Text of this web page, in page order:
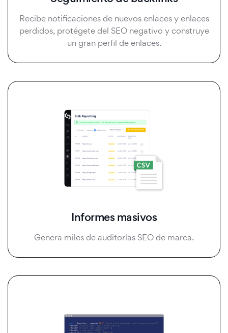
Recibe notificaciones de nuevos enlaces y enlaces
perdidos, protégete del SEO negativo y construye
un gran perfil de enlaces.
Informes masivos
Genera miles de auditorías SEO de marca.